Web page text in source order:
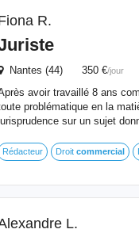
R.
Nantes (44) 350 €/jour
avoir travaillé 8 ans
problématique en la
sur un sujet
Rédacteur Droit commercial
L.